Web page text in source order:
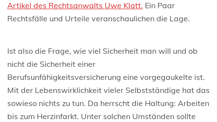
Artikel des Rechtsanwalts Uwe Klatt. Ein Paar
Rechtsfälle und Urteile veranschaulichen die Lage.
Ist also die Frage, wie viel Sicherheit man will und ob
nicht die Sicherheit einer
Berufsunfähigkeitsversicherung eine vorgegaukelte ist.
Mit der Lebenswirklichkeit vieler Selbstständige hat das
sowieso nichts zu tun. Da herrscht die Haltung: Arbeiten
bis zum Herzinfarkt. Unter solchen Umständen sollte